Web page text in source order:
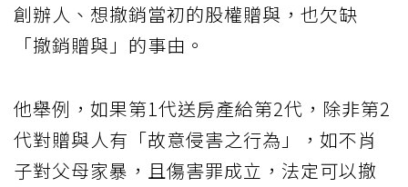
創辦人、想撤銷當初的股權贈與，也欠缺
「撤銷贈與」的事由。
他舉例，如果第1代送房產給第2代，除非第2
代對贈與人有「故意侵害之行為」，如不肖
子對父母家暴，且傷害罪成立，法定可以撤